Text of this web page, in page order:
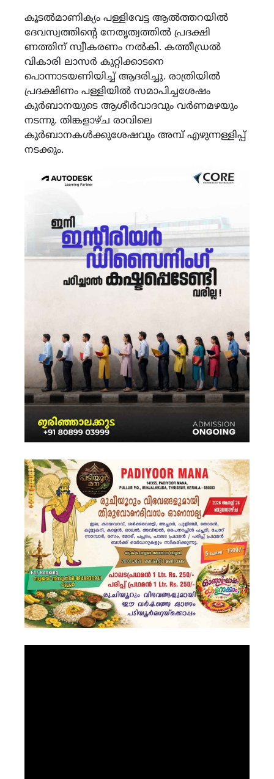
കൂടൽമാണിക്യം പള്ളിവേട്ട ആൽത്തറയിൽ
ദേവസ്വത്തിൻ്റെ നേതൃത്വത്തിൽ പ്രദക്ഷി
ണത്തിന് സ്വീകരണം നൽകി. കത്തീഡ്രൽ
വികാരി ലാസർ കുറ്റിക്കാടനെ
പൊന്നാടയണിയിച്ച് ആദരിച്ചു. രാത്രിയിൽ
പ്രദക്ഷിണം പള്ളിയിൽ സമാപിച്ചശേഷം
കുർബാനയുടെ ആശീർവാദവും വർണമഴയും
നടന്നു. തിങ്കളാഴ്ച രാവിലെ
കുർബാനകൾക്കുശേഷവും അമ്പ് എഴുന്നള്ളിപ്പ്
നടക്കും.